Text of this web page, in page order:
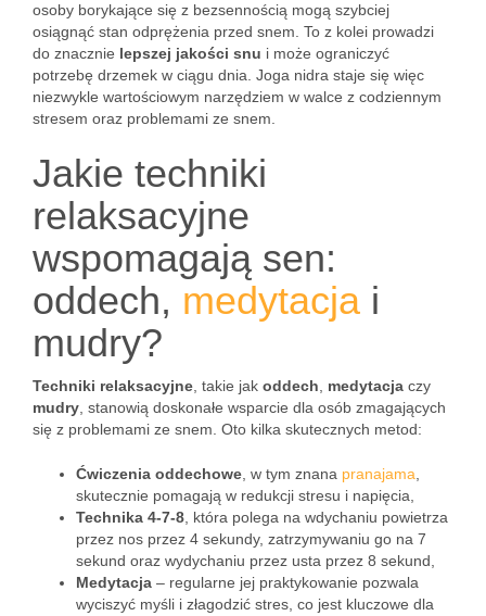
osoby borykające się z bezsennością mogą szybciej
osiągnąć stan odprężenia przed snem. To z kolei prowadzi
do znacznie lepszej jakości snu i może ograniczyć
potrzebę drzemek w ciągu dnia. Joga nidra staje się więc
niezwykle wartościowym narzędziem w walce z codziennym
stresem oraz problemami ze snem.
Jakie techniki
relaksacyjne
wspomagają sen:
oddech, medytacja i
mudry?
Techniki relaksacyjne , takie jak oddech medytacja czy
mudry , stanowią doskonałe wsparcie dla osób zmagających
się z problemami ze snem. Oto kilka skutecznych metod:
Ćwiczenia oddechowe , w tym znana pranajama
skutecznie pomagają w redukcji stresu i napięcia,
Technika 4-7-8 , która polega na wdychaniu powietrza
przez nos przez 4 sekundy, zatrzymywaniu go na 7
sekund oraz wydychaniu przez usta przez 8 sekund,
Medytacja – regularne jej praktykowanie pozwala
wyciszyć myśli i złagodzić stres, co jest kluczowe dla